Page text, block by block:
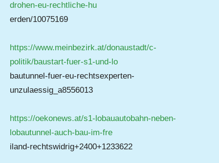
drohen-eu-rechtliche-hu
erden/10075169
https://www.meinbezirk.at/donaustadt/c-
politik/baustart-fuer-s1-und-lo
bautunnel-fuer-eu-rechtsexperten-
unzulaessig_a8556013
https://oekonews.at/s1-lobauautobahn-neben-
lobautunnel-auch-bau-im-fre
iland-rechtswidrig+2400+1233622